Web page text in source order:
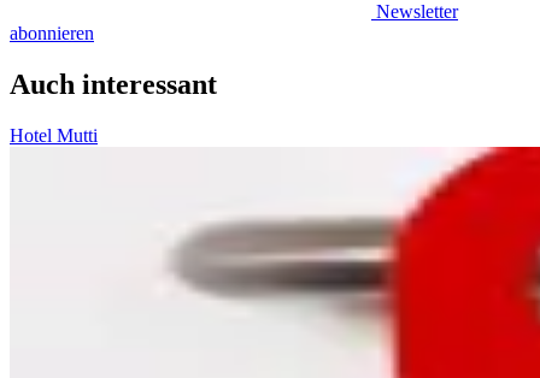
Newsletter
abonnieren
Auch interessant
Hotel Mutti